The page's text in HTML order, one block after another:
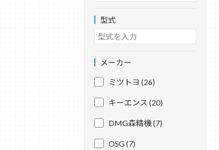
型式
メーカー
ミツトヨ (26)
キーエンス (20)
DMG森精機 (7)
OSG (7)